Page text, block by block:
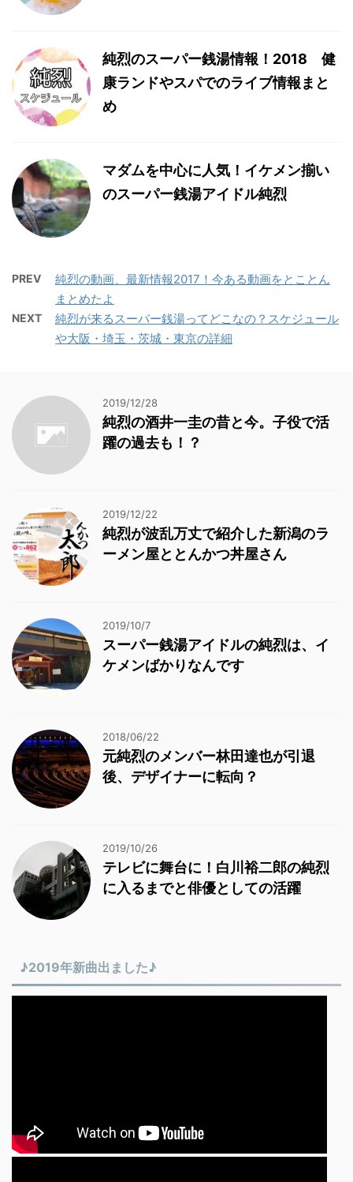
純烈のスーパー銭湯情報！2018 健
康ランドやスパでのライブ情報まと
め
マダムを中心に人気！イケメン揃い
のスーパー銭湯アイドル純烈
PREV
純烈の動画、最新情報2017！今ある動画をとことん
まとめたよ
NEXT
純烈が来るスーパー銭湯ってどこなの？スケジュール
や大阪・埼玉・茨城・東京の詳細
2019/12/28
純烈の酒井一圭の昔と今。子役で活
躍の過去も！？
2019/12/22
純烈が波乱万丈で紹介した新潟のラ
ーメン屋ととんかつ丼屋さん
2019/10/7
スーパー銭湯アイドルの純烈は、イ
ケメンばかりなんです
2018/06/22
元純烈のメンバー林田達也が引退
後、デザイナーに転向？
2019/10/26
テレビに舞台に！白川裕二郎の純烈
に入るまでと俳優としての活躍
♪2019年新曲出ました♪